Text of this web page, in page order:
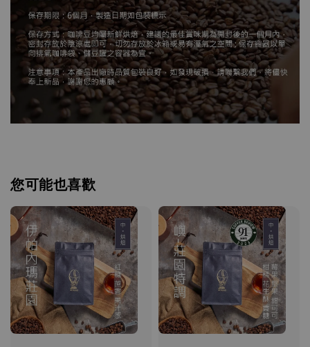
您可能也喜歡